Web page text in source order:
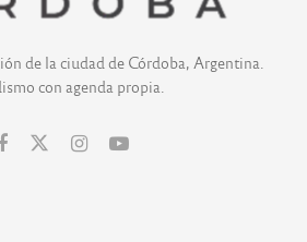
de la ciudad de Córdoba, Argentina.
con agenda propia.